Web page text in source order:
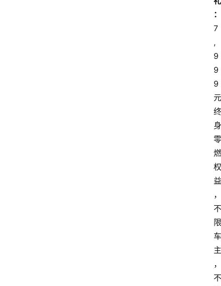
：
7
,
9
9
9
元
终
身
零
燃
权
益
，
不
限
车
主
，
不